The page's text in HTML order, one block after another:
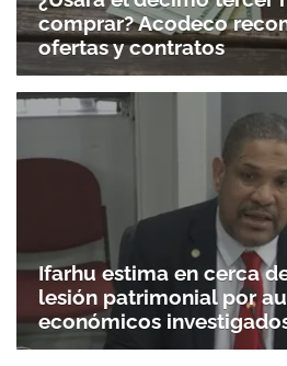
comprar? Acodeco
ofertas y contratos
Ifarhu estima en cerca
lesión patrimonial por
económicos